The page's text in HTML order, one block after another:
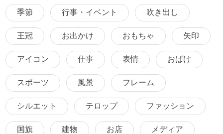
季節 行事・イベント 吹き出し
王冠 お出かけ おもちゃ 矢印
アイコン 仕事 表情 おばけ
スポーツ 風景 フレーム
シルエット テロップ ファッション
国旗 建物 お店 メディア